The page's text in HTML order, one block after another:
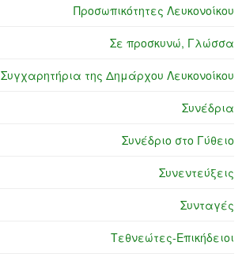
Προσωπικότητες Λευκονοίκου
Σε προσκυνώ, Γλώσσα
Συγχαρητήρια της Δημάρχου Λευκονοίκου
Συνέδρια
Συνέδριο στο Γύθειο
Συνεντεύξεις
Συνταγές
Τεθνεώτες-Επικήδειοι